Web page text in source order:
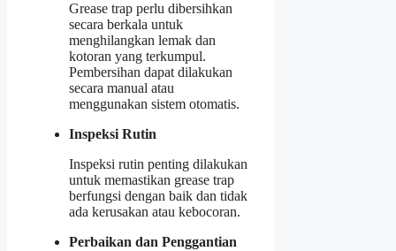
Grease trap perlu dibersihkan
secara berkala untuk
menghilangkan lemak dan
kotoran yang terkumpul.
Pembersihan dapat dilakukan
secara manual atau
menggunakan sistem otomatis.
Inspeksi Rutin
Inspeksi rutin penting dilakukan
untuk memastikan grease trap
berfungsi dengan baik dan tidak
ada kerusakan atau kebocoran.
Perbaikan dan Penggantian